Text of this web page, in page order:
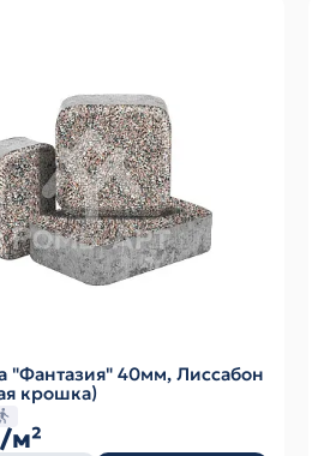
"Фантазия" 40мм, Лиссабон
крошка)
/м²